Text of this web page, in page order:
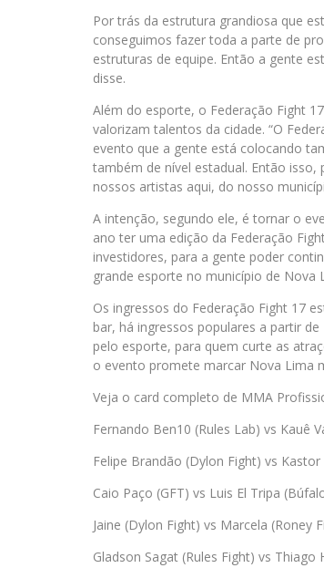
Por trás da estrutura grandiosa que
conseguimos fazer toda a parte de
estruturas de equipe. Então a gente
disse.
Além do esporte, o Federação Fight
valorizam talentos da cidade. “O
evento que a gente está colocando
também de nível estadual. Então
nossos artistas aqui, do nosso
A intenção, segundo ele, é tornar o
ano ter uma edição da Federação
investidores, para a gente poder
grande esporte no município de Nova
Os ingressos do Federação Fight 17
bar, há ingressos populares a partir
pelo esporte, para quem curte as
o evento promete marcar Nova Lima
Veja o card completo de MMA
Fernando Ben10 (Rules Lab) vs Kauê
Felipe Brandão (Dylon Fight) vs
Caio Paço (GFT) vs Luis El Tripa
Jaine (Dylon Fight) vs Marcela (Roney
Gladson Sagat (Rules Fight) vs Thiago